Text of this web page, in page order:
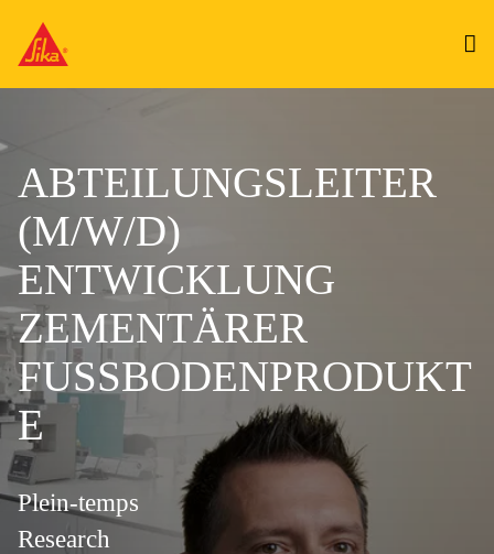
ABTEILUNGSLEITER
(M/W/D)
ENTWICKLUNG
ZEMENTÄRER
FUSSBODENPRODUKT
E
Plein-temps
Research